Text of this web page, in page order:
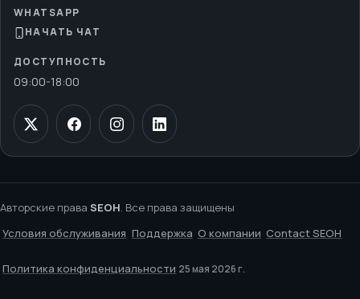
WHATSAPP
НАЧАТЬ ЧАТ
ДОСТУПНОСТЬ
09:00-18:00
Авторские права SEOH. Все права защищены
Условия обслуживания Поддержка О компании Contact SEOH
Политика конфиденциальности 25 мая 2026 г.